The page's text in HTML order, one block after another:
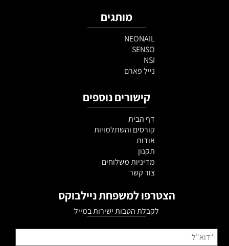
מותגים
NEONAIL
SENSO
NSI
נייל פארם
קישורים נוספים
דף הבית
קורסים והשתלמויות
אודות
תקנון
מדיניות משלוחים
צור קשר
הצטרפו למשפחת ניילבוקס
לקבלת הטבות ישירות במייל